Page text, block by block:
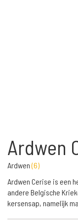
Ardwen
Ardwen(6)
Ardwen Cerise is een
andere Belgische
kersensap, namelijk